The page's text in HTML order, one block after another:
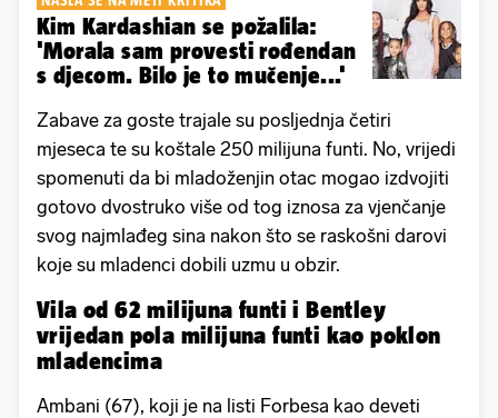
Kim Kardashian se požalila:
'Morala sam provesti rođendan
s djecom. Bilo je to mučenje...'
Zabave za goste trajale su posljednja četiri
mjeseca te su koštale 250 milijuna funti. No, vrijedi
spomenuti da bi mladoženjin otac mogao izdvojiti
gotovo dvostruko više od tog iznosa za vjenčanje
svog najmlađeg sina nakon što se raskošni darovi
koje su mladenci dobili uzmu u obzir.
Vila od 62 milijuna funti i Bentley
vrijedan pola milijuna funti kao poklon
mladencima
Ambani (67), koji je na listi Forbesa kao deveti